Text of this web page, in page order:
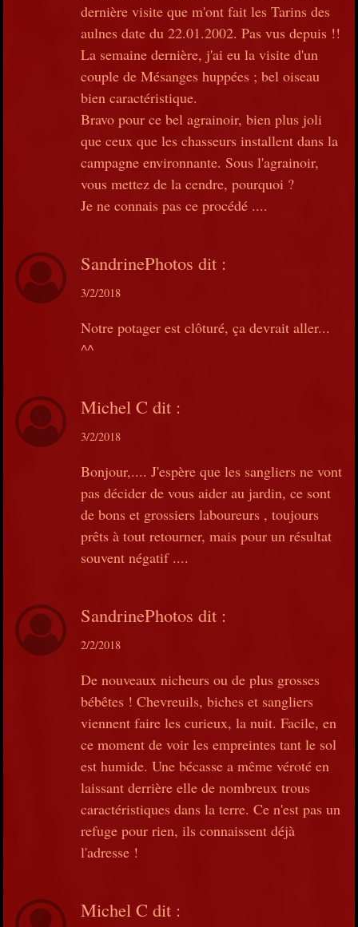
dernière visite que m'ont fait les Tarins des
aulnes date du 22.01.2002. Pas vus depuis !!
La semaine dernière, j'ai eu la visite d'un
couple de Mésanges huppées ; bel oiseau
bien caractéristique.
Bravo pour ce bel agrainoir, bien plus joli
que ceux que les chasseurs installent dans la
campagne environnante. Sous l'agrainoir,
vous mettez de la cendre, pourquoi ?
Je ne connais pas ce procédé ....
SandrinePhotos dit :
3/2/2018
Notre potager est clôturé, ça devrait aller...
^^
Michel C dit :
3/2/2018
Bonjour,.... J'espère que les sangliers ne vont
pas décider de vous aider au jardin, ce sont
de bons et grossiers laboureurs , toujours
prêts à tout retourner, mais pour un résultat
souvent négatif ....
SandrinePhotos dit :
2/2/2018
De nouveaux nicheurs ou de plus grosses
bébêtes ! Chevreuils, biches et sangliers
viennent faire les curieux, la nuit. Facile, en
ce moment de voir les empreintes tant le sol
est humide. Une bécasse a même véroté en
laissant derrière elle de nombreux trous
caractéristiques dans la terre. Ce n'est pas un
refuge pour rien, ils connaissent déjà
l'adresse !
Michel C dit :